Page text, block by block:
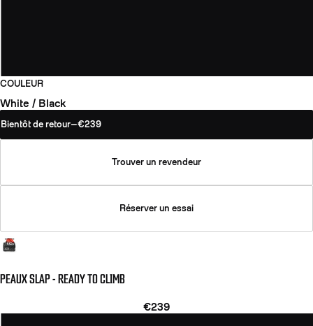
COULEUR
White / Black
Bientôt de retour—€239
Trouver un revendeur
Réserver un essai
PEAUX SLAP - READY TO CLIMB
€239